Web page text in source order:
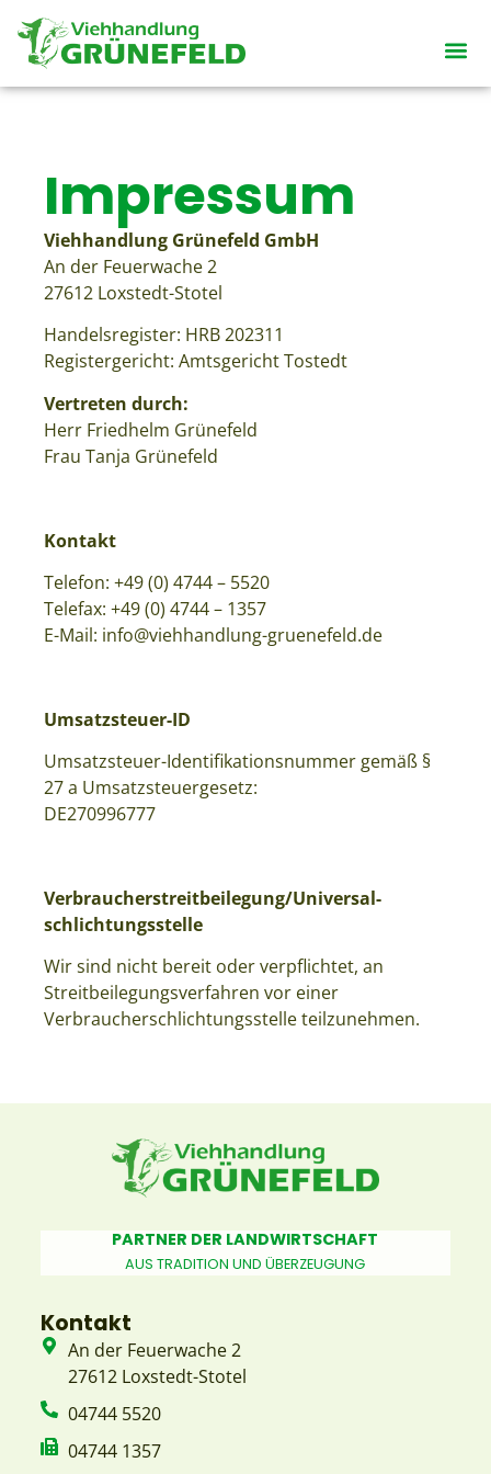
Impressum
Viehhandlung Grünefeld GmbH
An der Feuerwache 2
27612 Loxstedt-Stotel
Handelsregister: HRB 202311
Registergericht: Amtsgericht Tostedt
Vertreten durch:
Herr Friedhelm Grünefeld
Frau Tanja Grünefeld
Kontakt
Telefon: +49 (0) 4744 – 5520
Telefax: +49 (0) 4744 – 1357
E-Mail: info@viehhandlung-gruenefeld.de
Umsatzsteuer-ID
Umsatzsteuer-Identifikationsnummer gemäß §
27 a Umsatzsteuergesetz:
DE270996777
Verbraucher­streit­beilegung/Universal­
schlichtungs­stelle
Wir sind nicht bereit oder verpflichtet, an
Streitbeilegungsverfahren vor einer
Verbraucherschlichtungsstelle teilzunehmen.
PARTNER DER LANDWIRTSCHAFT
AUS TRADITION UND ÜBERZEUGUNG
Kontakt
An der Feuerwache 2
27612 Loxstedt-Stotel
04744 5520
04744 1357